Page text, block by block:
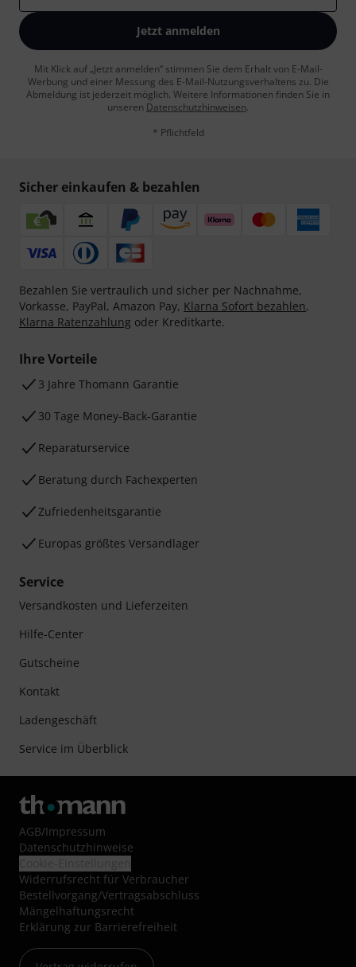
Jetzt anmelden
Mit Klick auf „Jetzt anmelden“ stimmen Sie dem Erhalt von E-Mail-
Werbung und einer Messung des E-Mail-Nutzungsverhaltens zu. Die
Abmeldung ist jederzeit möglich. Weitere Informationen finden Sie in
unseren Datenschutzhinweisen.
* Pflichtfeld
Sicher einkaufen & bezahlen
Bezahlen Sie vertraulich und sicher per Nachnahme,
Vorkasse, PayPal, Amazon Pay, Klarna Sofort bezahlen,
Klarna Ratenzahlung oder Kreditkarte.
Ihre Vorteile
3 Jahre Thomann Garantie
30 Tage Money-Back-Garantie
Reparaturservice
Beratung durch Fachexperten
Zufriedenheitsgarantie
Europas größtes Versandlager
Service
Versandkosten und Lieferzeiten
Hilfe-Center
Gutscheine
Kontakt
Ladengeschäft
Service im Überblick
AGB/Impressum
Datenschutzhinweise
Widerrufsrecht für Verbraucher
Bestellvorgang/Vertragsabschluss
Mängelhaftungsrecht
Erklärung zur Barrierefreiheit